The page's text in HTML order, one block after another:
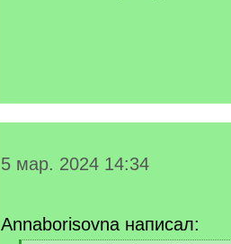
5 мар. 2024 14:34
Annaborisovna написал: